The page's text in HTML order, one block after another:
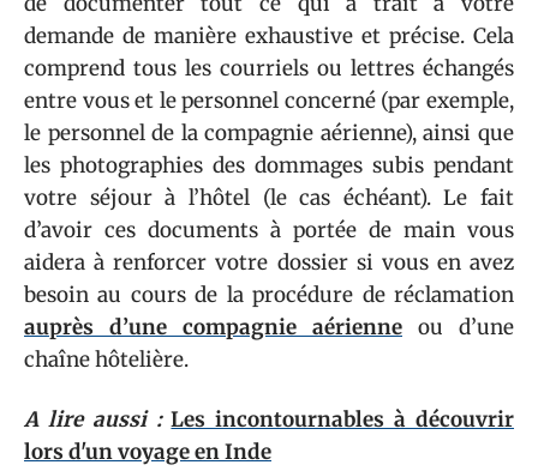
demande de manière exhaustive et précise. Cela
comprend tous les courriels ou lettres échangés
entre vous et le personnel concerné (par exemple,
le personnel de la compagnie aérienne), ainsi que
les photographies des dommages subis pendant
votre séjour à l’hôtel (le cas échéant). Le fait
d’avoir ces documents à portée de main vous
aidera à renforcer votre dossier si vous en avez
besoin au cours de la procédure de réclamation
auprès d’une compagnie aérienne ou d’une
chaîne hôtelière.
A lire aussi : Les incontournables à découvrir
lors d'un voyage en Inde